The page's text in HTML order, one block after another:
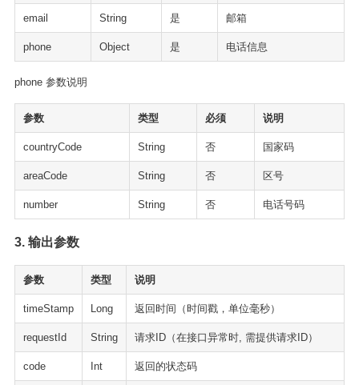
email String 是 邮箱
phone Object 是 电话信息
phone 参数说明
参数 类型 必须 说明
countryCode String 否 国家码
areaCode String 否 区号
number String 否 电话号码
3. 输出参数
参数 类型 说明
timeStamp Long 返回时间（时间戳，单位毫秒）
requestId String 请求ID（在接口异常时, 需提供请求ID）
code Int 返回的状态码